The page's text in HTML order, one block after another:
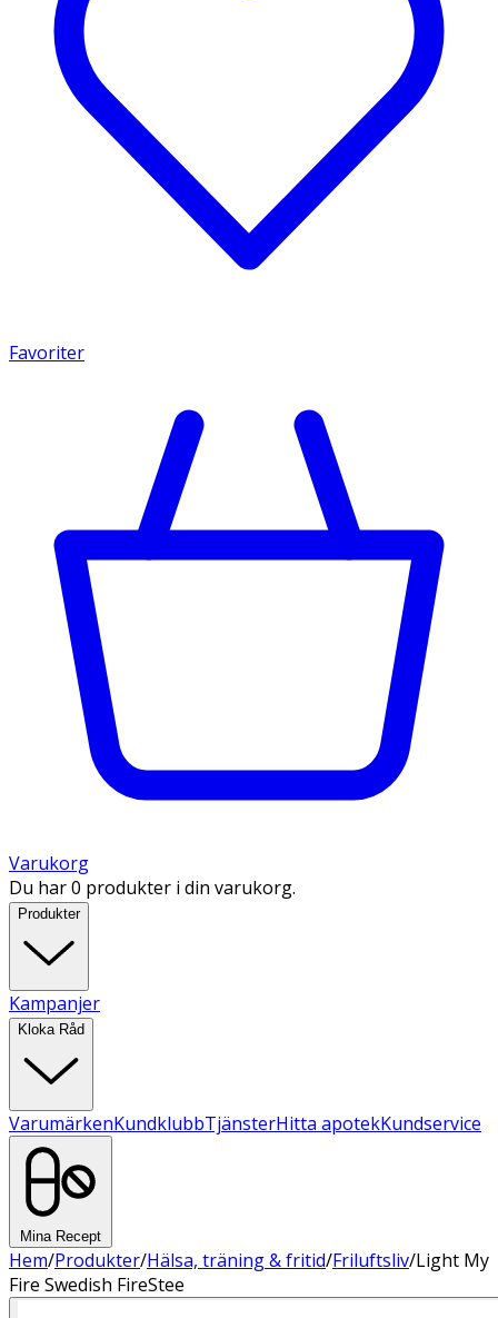
Favoriter
Varukorg
Du har 0 produkter i din varukorg.
Produkter
Kampanjer
Kloka Råd
VarumärkenKundklubbTjänsterHitta apotekKundservice
Mina Recept
Hem/Produkter/Hälsa, träning & fritid/Friluftsliv/Light My
Fire Swedish FireStee